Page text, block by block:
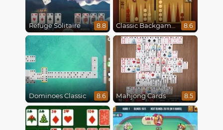
Refuge Solitaire 8.8 Classic Backgammon 8.6
Dominoes Classic 8.6 Mahjong Cards 8.5